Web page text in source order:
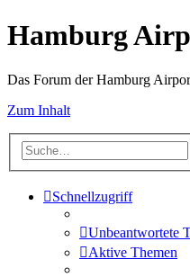
Hamburg
Das Forum der Hamburg
Zum Inhalt
Schnellzugriff
Unbeantwortete
Aktive Themen